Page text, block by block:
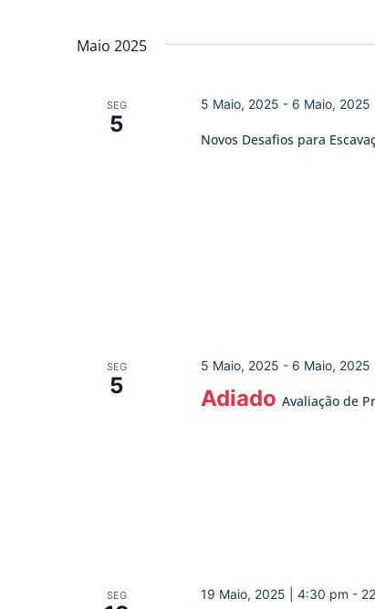
Maio 2025
SEG
5
Novos Desafios para
5 Maio, 2025 - 6 Maio, 2025
SEG
5 Adiado Avaliação de
5 Maio, 2025 - 6 Maio, 2025
SEG 19 Maio, 2025 | 4:30 pm -